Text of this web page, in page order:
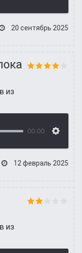
20 сентябрь 2025
из
00:00
12 февраль 2025
из